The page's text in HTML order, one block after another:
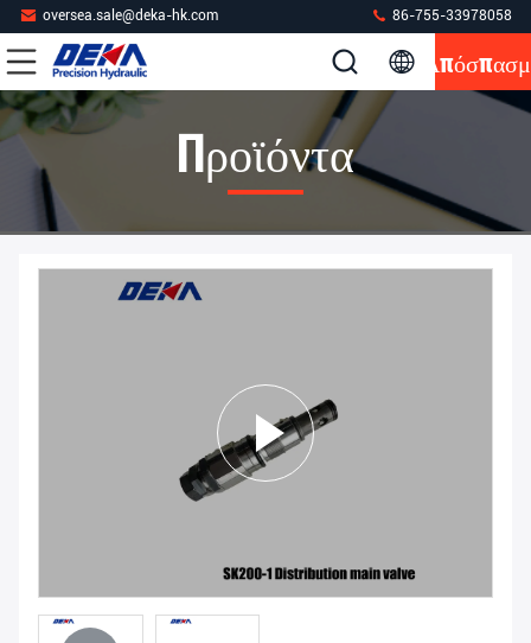
oversea.sale@deka-hk.com 86-755-33978058
Προϊόντα